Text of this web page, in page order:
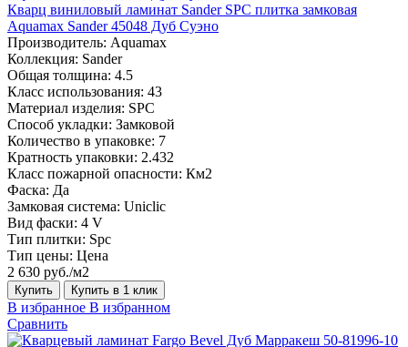
Кварц виниловый ламинат Sander SPC плитка замковая
Aquamax Sander 45048 Дуб Суэно
Производитель: Aquamax
Коллекция: Sander
Общая толщина: 4.5
Класс использования: 43
Материал изделия: SPC
Способ укладки: Замковой
Количество в упаковке: 7
Кратность упаковки: 2.432
Класс пожарной опасности: Км2
Фаска: Да
Замковая система: Uniclic
Вид фаски: 4 V
Тип плитки: Spc
Тип цены: Цена
2 630 руб./м2
Купить Купить в 1 клик
В избранное В избранном
Сравнить